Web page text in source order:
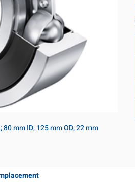
mm ID, 125 mm OD, 22 mm